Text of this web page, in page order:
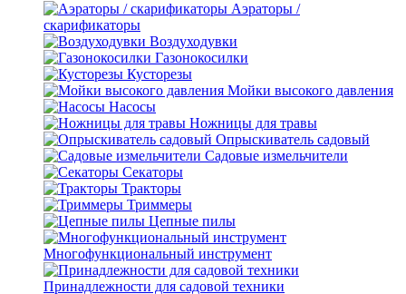
Аэраторы /
скарификаторы
Воздуходувки
Газонокосилки
Кусторезы
Мойки высокого давления
Насосы
Ножницы для травы
Опрыскиватель садовый
Садовые измельчители
Секаторы
Тракторы
Триммеры
Цепные пилы
Многофункциональный инструмент
Принадлежности для садовой техники